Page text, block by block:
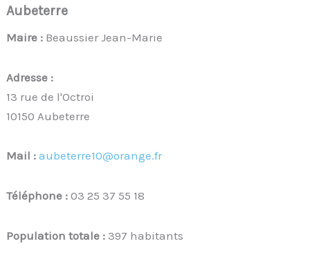
Aubeterre
Maire : Beaussier Jean-Marie
Adresse :
13 rue de l'Octroi
10150 Aubeterre
Mail :aubeterre10@orange.fr
Téléphone :03 25 37 55 18
Population totale : 397 habitants